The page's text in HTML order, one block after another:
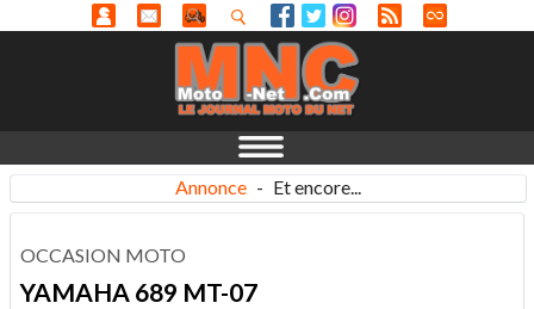
Annonce - Et encore...
OCCASION MOTO
YAMAHA 689 MT-07